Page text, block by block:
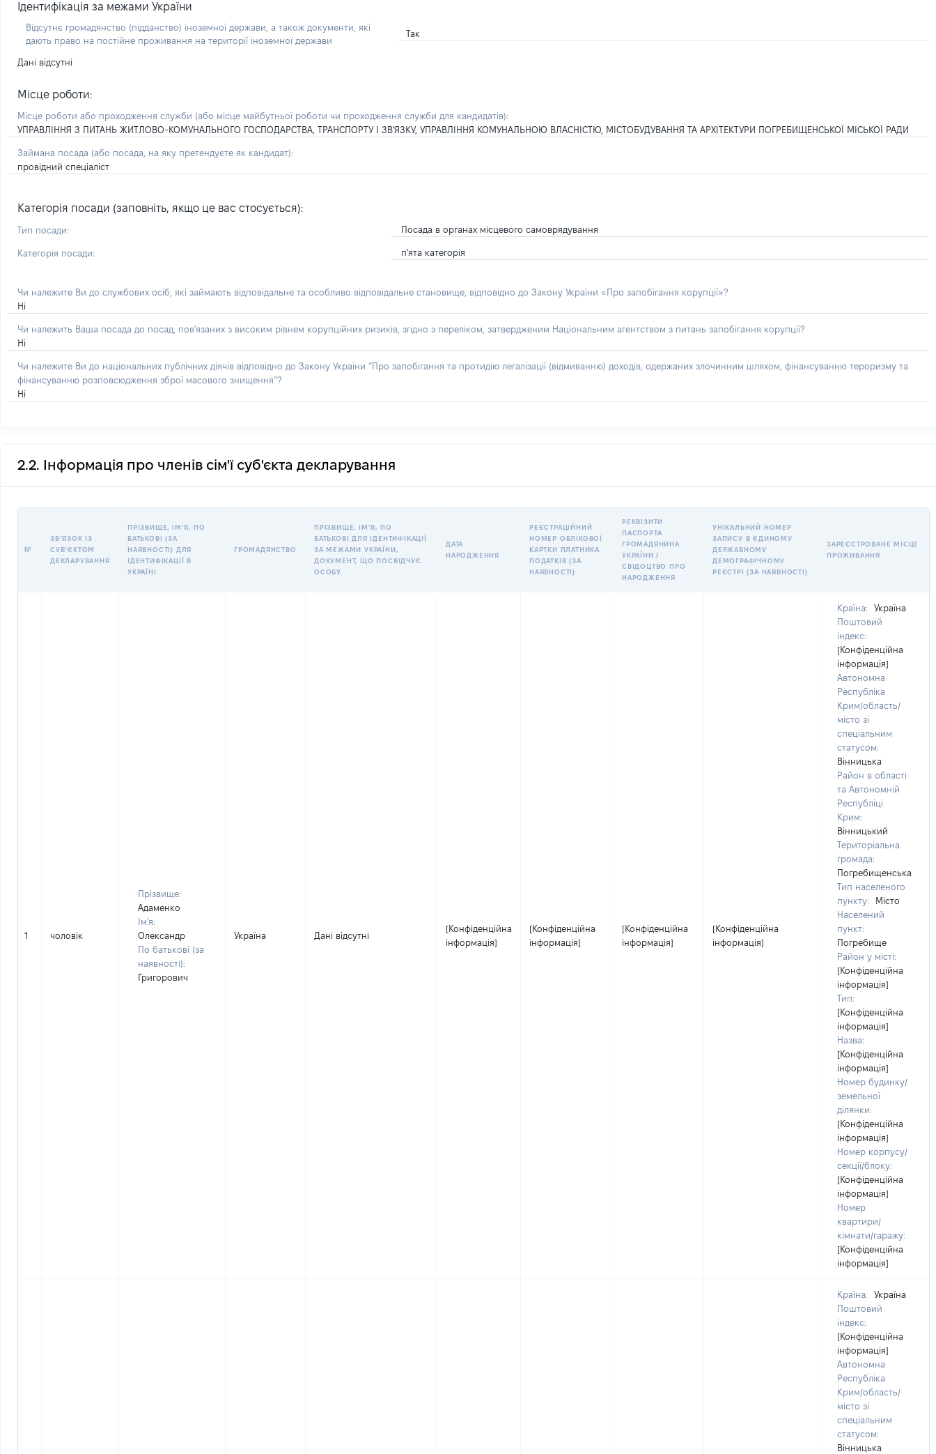
Ідентифікація за межами України
Відсутнє громадянство (підданство) іноземної держави, а також документи, які
дають право на постійне проживання на території іноземної держави
Так
Дані відсутні
Місце роботи:
Місце роботи або проходження служби (або місце майбутньої роботи чи проходження служби для кандидатів):
УПРАВЛІННЯ З ПИТАНЬ ЖИТЛОВО-КОМУНАЛЬНОГО ГОСПОДАРСТВА, ТРАНСПОРТУ І ЗВ'ЯЗКУ, УПРАВЛІННЯ КОМУНАЛЬНОЮ ВЛАСНІСТЮ, МІСТОБУДУВАННЯ ТА АРХІТЕКТУРИ ПОГРЕБИЩЕНСЬКОЇ МІСЬКОЇ РАДИ
Займана посада (або посада, на яку претендуєте як кандидат):
провідний спеціаліст
Категорія посади (заповніть, якщо це вас стосується):
Тип посади: Посада в органах місцевого самоврядування
Категорія посади: п'ята категорія
Чи належите Ви до службових осіб, які займають відповідальне та особливо відповідальне становище, відповідно до Закону України «Про запобігання корупції»?
Ні
Чи належить Ваша посада до посад, пов'язаних з високим рівнем корупційних ризиків, згідно з переліком, затвердженим Національним агентством з питань запобігання корупції?
Ні
Чи належите Ви до національних публічних діячів відповідно до Закону України “Про запобігання та протидію легалізації (відмиванню) доходів, одержаних злочинним шляхом, фінансуванню тероризму та
фінансуванню розповсюдження зброї масового знищення”?
Ні
2.2. Інформація про членів сім'ї суб'єкта декларування
№
ЗВʼЯЗОК ІЗ
СУБʼЄКТОМ
ДЕКЛАРУВАННЯ
ПРІЗВИЩЕ, ІМʼЯ, ПО
БАТЬКОВІ (ЗА
НАЯВНОСТІ) ДЛЯ
ІДЕНТИФІКАЦІЇ В
УКРАЇНІ
ГРОМАДЯНСТВО
ПРІЗВИЩЕ, ІМʼЯ, ПО
БАТЬКОВІ ДЛЯ ІДЕНТИФІКАЦІЇ
ЗА МЕЖАМИ УКРАЇНИ,
ДОКУМЕНТ, ЩО ПОСВІДЧУЄ
ОСОБУ
ДАТА
НАРОДЖЕННЯ
РЕЄСТРАЦІЙНИЙ
НОМЕР ОБЛІКОВОЇ
КАРТКИ ПЛАТНИКА
ПОДАТКІВ (ЗА
НАЯВНОСТІ)
РЕКВІЗИТИ
ПАСПОРТА
ГРОМАДЯНИНА
УКРАЇНИ /
СВІДОЦТВО ПРО
НАРОДЖЕННЯ
УНІКАЛЬНИЙ НОМЕР
ЗАПИСУ В ЄДИНОМУ
ДЕРЖАВНОМУ
ДЕМОГРАФІЧНОМУ
РЕЄСТРІ (ЗА НАЯВНОСТІ)
ЗАРЕЄСТРОВАНЕ МІСЦЕ
ПРОЖИВАННЯ
1 чоловік
Прізвище:
Адаменко
Ім'я:
Олександр
По батькові (за
наявності):
Григорович
Україна Дані відсутні
[Конфіденційна
інформація]
[Конфіденційна
інформація]
[Конфіденційна
інформація]
[Конфіденційна
інформація]
Країна:
Україна
Поштовий
індекс:
[Конфіденційна
інформація]
Автономна
Республіка
Крим/область/
місто зі
спеціальним
статусом:
Вінницька
Район в області
та Автономній
Республіці
Крим:
Вінницький
Територіальна
громада:
Погребищенська
Тип населеного
пункту:
Місто
Населений
пункт:
Погребище
Район у місті:
[Конфіденційна
інформація]
Тип:
[Конфіденційна
інформація]
Назва:
[Конфіденційна
інформація]
Номер будинку/
земельної
ділянки:
[Конфіденційна
інформація]
Номер корпусу/
секції/блоку:
[Конфіденційна
інформація]
Номер
квартири/
кімнати/гаражу:
[Конфіденційна
інформація]
Країна:
Україна
Поштовий
індекс:
[Конфіденційна
інформація]
Автономна
Республіка
Крим/область/
місто зі
спеціальним
статусом:
Вінницька